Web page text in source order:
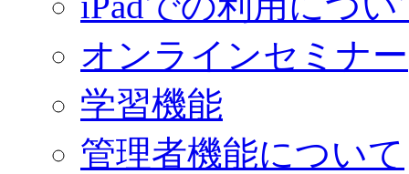
オンラインセミナー
学習機能
管理者機能について